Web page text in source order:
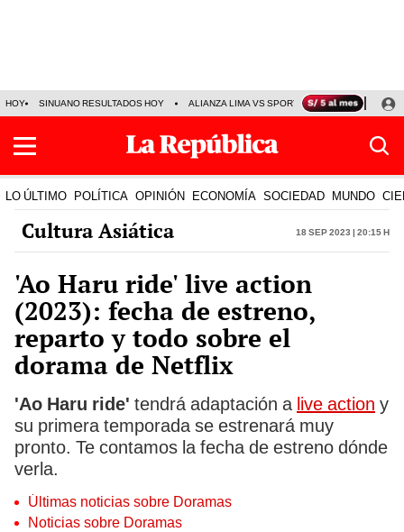
HOY SINUANO RESULTADOS HOY ALIANZA LIMA VS SPORT BOYS JORGE
LO ÚLTIMO POLÍTICA OPINIÓN ECONOMÍA SOCIEDAD MUNDO
Cultura Asiática 18 Sep 2023 | 20:15 h
'Ao Haru ride' live action
(2023): fecha de estreno,
reparto y todo sobre el
dorama de Netflix
'Ao Haru ride' tendrá adaptación a live action y
su primera temporada se estrenará muy
pronto. Te contamos la fecha de estreno dónde
verla.
Últimas noticias sobre Doramas
Noticias sobre Doramas